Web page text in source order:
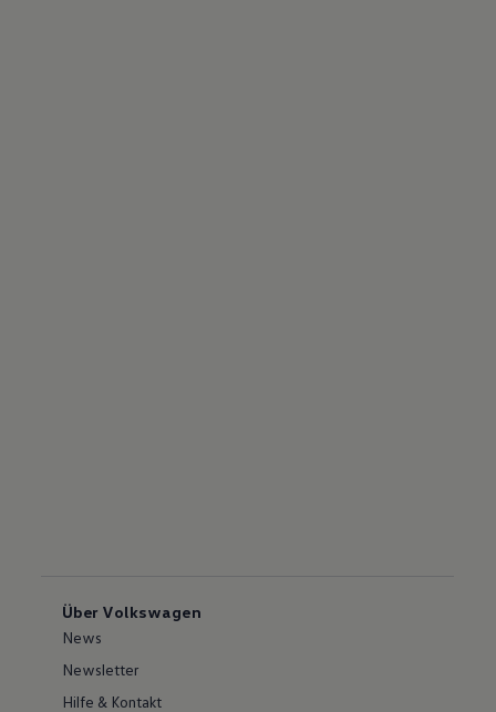
Über Volkswagen
News
Newsletter
Hilfe & Kontakt